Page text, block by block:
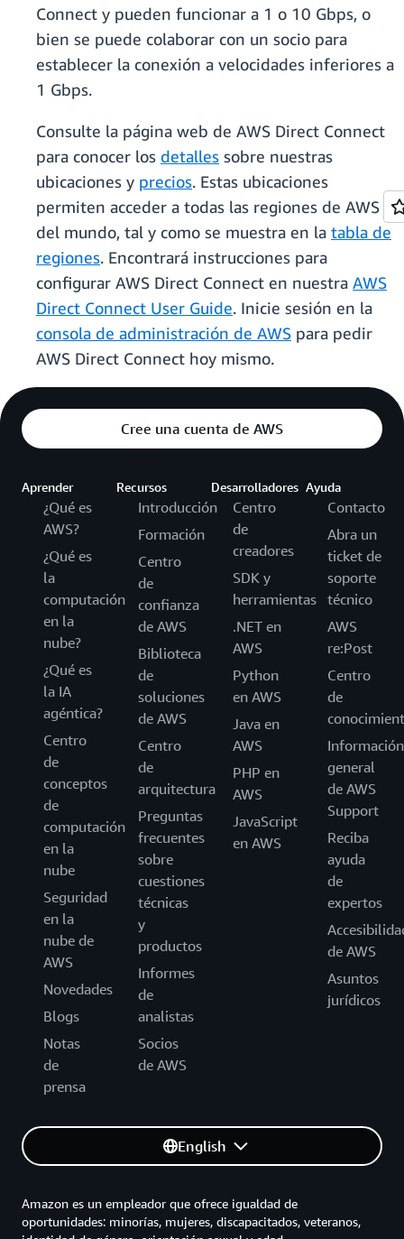
Connect y pueden funcionar a 1 o 10 Gbps, o
bien se puede colaborar con un socio para
establecer la conexión a velocidades inferiores a
1 Gbps.
Consulte la página web de AWS Direct Connect
para conocer los detalles sobre nuestras
ubicaciones y precios. Estas ubicaciones
permiten acceder a todas las regiones de AWS
del mundo, tal y como se muestra en la tabla de
regiones. Encontrará instrucciones para
configurar AWS Direct Connect en nuestra AWS
Direct Connect User Guide. Inicie sesión en la
consola de administración de AWS para pedir
AWS Direct Connect hoy mismo.
Cree una cuenta de AWS
Aprender
¿Qué es
AWS?
¿Qué es
la
computación
en la
nube?
¿Qué es
la IA
agéntica?
Centro
de
conceptos
de
computación
en la
nube
Seguridad
en la
nube de
AWS
Novedades
Blogs
Notas
de
prensa
Recursos
Introducción
Formación
Centro
de
confianza
de AWS
Biblioteca
de
soluciones
de AWS
Centro
de
arquitectura
Preguntas
frecuentes
sobre
cuestiones
técnicas
y
productos
Informes
de
analistas
Socios
de AWS
Desarrolladores
Centro
de
creadores
SDK y
herramientas
.NET en
AWS
Python
en AWS
Java en
AWS
PHP en
AWS
JavaScript
en AWS
Ayuda
Contacto
Abra un
ticket de
soporte
técnico
AWS
re:Post
Centro
de
Información
general
de AWS
Support
Reciba
ayuda
de
expertos
de AWS
Asuntos
jurídicos
English
Amazon es un empleador que ofrece igualdad de
oportunidades: minorías, mujeres, discapacitados, veteranos,